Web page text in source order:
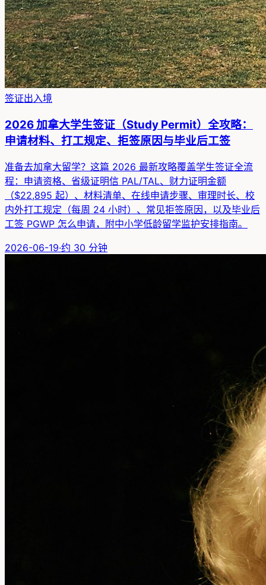
签证出入境
2026 加拿大学生签证（Study Permit）全攻略：
申请材料、打工规定、拒签原因与毕业后工签
准备去加拿大留学？这篇 2026 最新攻略覆盖学生签证全流
程：申请资格、省级证明信 PAL/TAL、财力证明金额
（$22,895 起）、材料清单、在线申请步骤、审理时长、校
内外打工规定（每周 24 小时）、常见拒签原因，以及毕业后
工签 PGWP 怎么申请，附中小学低龄留学监护安排指南。
2026-06-19·约 30 分钟